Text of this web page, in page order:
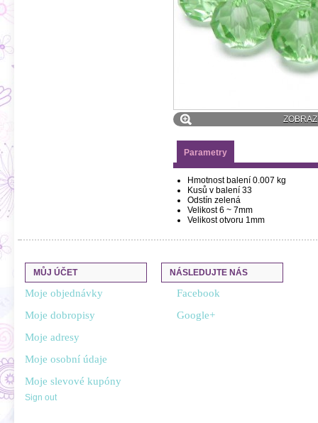
Parametry
Hmotnost balení 0.007 kg
Kusů v balení 33
Odstín zelená
Velikost6 ~ 7mm
Velikost otvoru 1mm
MŮJ ÚČET
Moje objednávky
Moje dobropisy
Moje adresy
Moje osobní údaje
Moje slevové kupóny
Sign out
NÁSLEDUJTE NÁS
Facebook
Google+